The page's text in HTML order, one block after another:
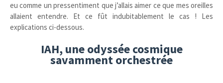
eu comme un pressentiment que j’allais aimer ce que mes oreilles
allaient entendre. Et ce fût indubitablement le cas ! Les
explications ci-dessous.
IAH, une odyssée cosmique
savamment orchestrée